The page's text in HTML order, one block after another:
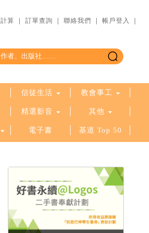
算 ｜ 訂單查詢 ｜ 聯絡我們 ｜ 帳戶登入 ｜
信徒生活 教會事工
精選影音 其他
電子書 基道 Top 50